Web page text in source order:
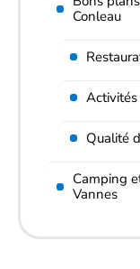
Conleau
Qualité
Camping
Vannes